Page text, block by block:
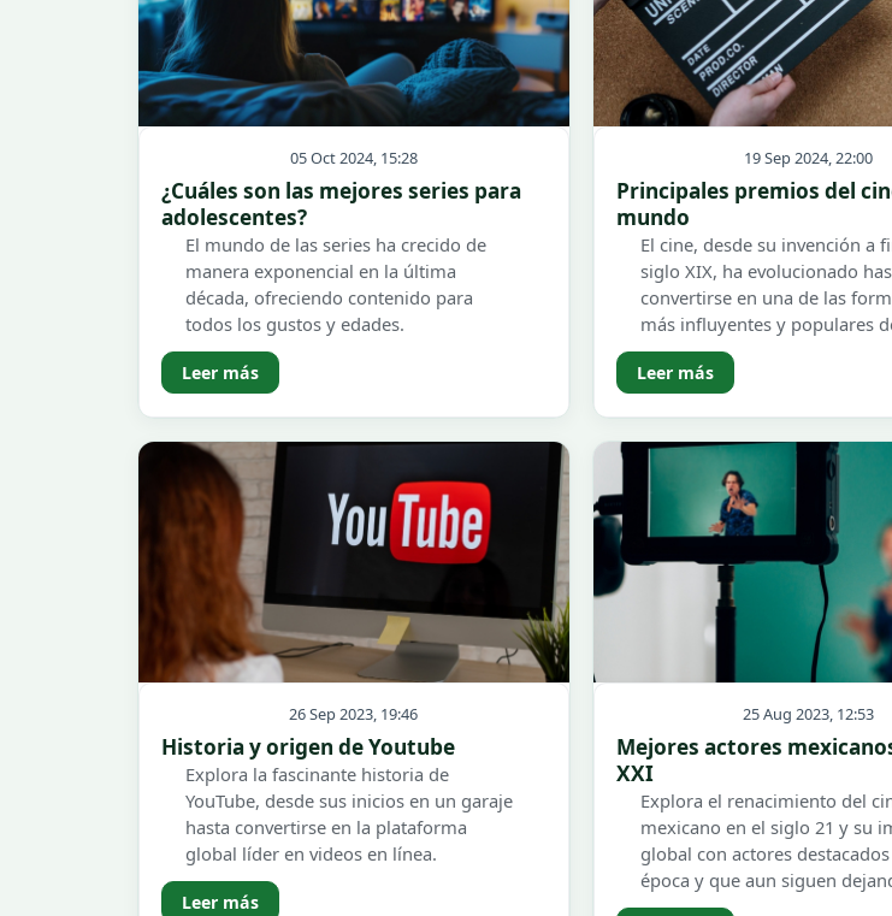
05 Oct 2024, 15:28
¿Cuáles son las mejores series para
adolescentes?
El mundo de las series ha crecido de
manera exponencial en la última
década, ofreciendo contenido para
todos los gustos y edades.
Leer más
19 Sep 2024, 22:00
Principales premios del
mundo
El cine, desde su invención a
siglo XIX, ha evolucionado
convertirse en una de las
más influyentes y populares
Leer más
26 Sep 2023, 19:46
Historia y origen de Youtube
Explora la fascinante historia de
YouTube, desde sus inicios en un garaje
hasta convertirse en la plataforma
global líder en videos en línea.
Leer más
25 Aug 2023, 12:53
Mejores actores
XXI
Explora el renacimiento del
mexicano en el siglo 21 y su
global con actores
época y que aun siguen